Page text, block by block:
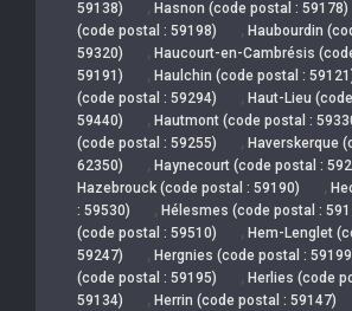
59138)
, Hasnon (code postal : 59178)
(code postal : 59198)
, Haubourdin
59320)
, Haucourt-en-Cambrésis
59191)
, Haulchin (code postal :
(code postal : 59294)
, Haut-Lieu
59440)
, Hautmont (code postal :
(code postal : 59255)
, Haverskerque
62350)
, Haynecourt (code postal :
Hazebrouck (code postal : 59190) ,
: 59530)
, Hélesmes (code postal :
(code postal : 59510)
, Hem-Lenglet
59247)
, Hergnies (code postal :
(code postal : 59195)
, Herlies (code
59134)
, Herrin (code postal : 59147)